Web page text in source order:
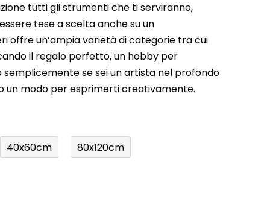
tutti gli strumenti che ti serviranno,
tese a scelta anche su un
offre un’ampia varietà di categorie tra cui
il regalo perfetto, un hobby per
se sei un artista nel profondo
un modo per esprimerti creativamente.
40x60cm 80x120cm